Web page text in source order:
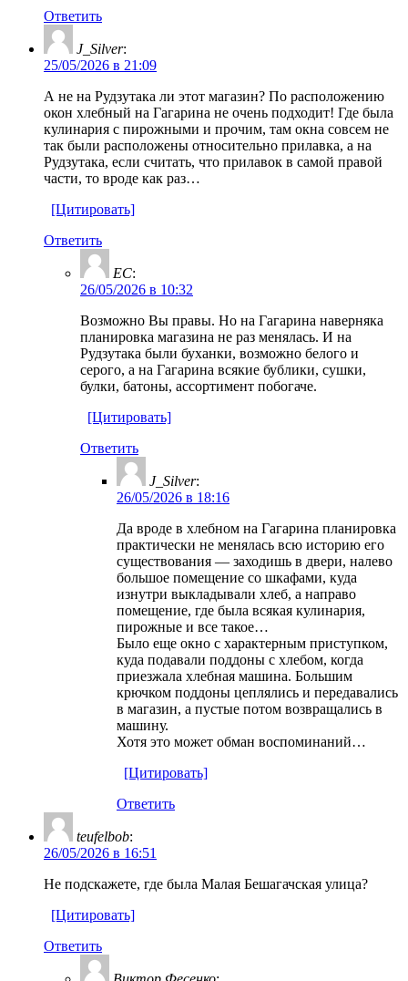
Ответить
J_Silver:
25/05/2026 в 21:09
А не на Рудзутака ли этот магазин? По расположению
окон хлебный на Гагарина не очень подходит! Где была
кулинария с пирожными и прочим, там окна совсем не
так были расположены относительно прилавка, а на
Рудзутака, если считать, что прилавок в самой правой
части, то вроде как раз…
[Цитировать]
Ответить
ЕС:
26/05/2026 в 10:32
Возможно Вы правы. Но на Гагарина наверняка
планировка магазина не раз менялась. И на
Рудзутака были буханки, возможно белого и
серого, а на Гагарина всякие бублики, сушки,
булки, батоны, ассортимент побогаче.
[Цитировать]
Ответить
J_Silver:
26/05/2026 в 18:16
Да вроде в хлебном на Гагарина планировка
практически не менялась всю историю его
существования — заходишь в двери, налево
большое помещение со шкафами, куда
изнутри выкладывали хлеб, а направо
помещение, где была всякая кулинария,
пирожные и все такое…
Было еще окно с характерным приступком,
куда подавали поддоны с хлебом, когда
приезжала хлебная машина. Большим
крючком поддоны цеплялись и передавались
в магазин, а пустые потом возвращались в
машину.
Хотя это может обман воспоминаний…
[Цитировать]
Ответить
teufelbob:
26/05/2026 в 16:51
Не подскажете, где была Малая Бешагачская улица?
[Цитировать]
Ответить